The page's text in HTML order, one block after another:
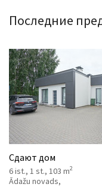
Предприятие
Услуги
Kонтакты
Последние
Сдают дом
6 ist., 1 st., 103 m2
Ādažu novads,